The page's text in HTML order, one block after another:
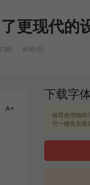
更现代的
评论(5)
A+
下载字
推荐使用猫啃
可一键免安装